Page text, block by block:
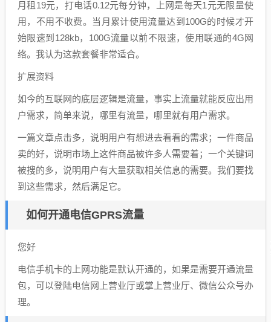
月租19元，打电话0.12元每分钟，上网是每天1元无限量使
用，不用不收费。当月累计使用流量达到100G的时候才开
始限速到128kb，100G流量以前不限速，使用联通的4G网
络。我认为这款套餐非常适合。
扩展资料
如今的互联网的底层逻辑是流量，事实上流量就能反应出用
户需求，简单来说，哪里有流量，哪里就有用户需求。
一篇文章点击多，说明用户有想进去看看的需求；一件商品
卖的好，说明市场上这件商品被许多人需要着；一个关键词
被搜的多，说明用户有大量获取相关信息的需要。我们要找
到这些需求，然后满足它。
如何开通电信GPRS流量
您好
电信手机卡的上网功能是默认开通的，如果是需要开通流量
包，可以登陆电信网上营业厅或掌上营业厅、微信公众号办
理。